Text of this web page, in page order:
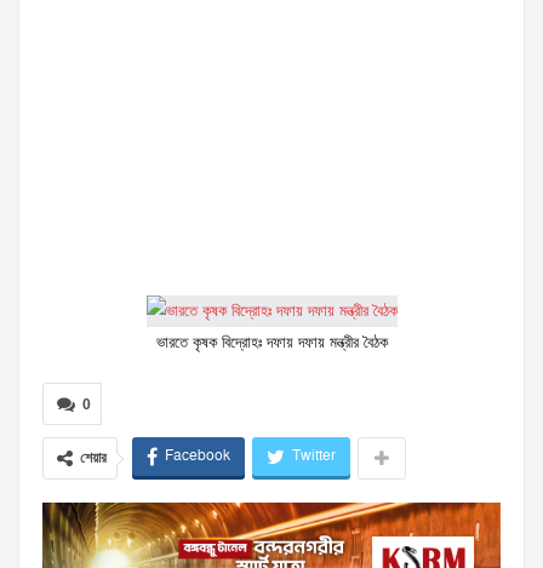
ভারতে কৃষক বিদ্রোহঃ দফায় দফায় মন্ত্রীর বৈঠক
0
শেয়ার Facebook Twitter